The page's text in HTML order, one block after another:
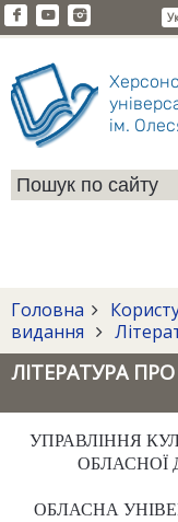
ім.
Головна
видання
ЛІТЕРАТУРА
УПРАВЛІННЯ
ОБЛАСНОЇ
ОБЛАСНА